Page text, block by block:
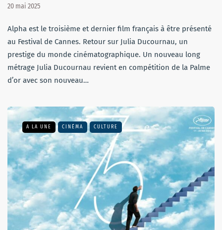
20 mai 2025
Alpha est le troisième et dernier film français à être présenté
au Festival de Cannes. Retour sur Julia Ducournau, un
prestige du monde cinématographique. Un nouveau long
métrage Julia Ducournau revient en compétition de la Palme
d’or avec son nouveau…
A LA UNE CINÉMA CULTURE